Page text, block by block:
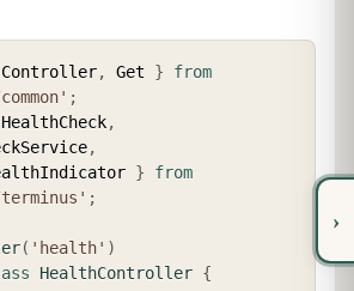
Controller, Get }
from
;
HealthCheck,
,
}
from
;
( 'health' )
HealthController {
›